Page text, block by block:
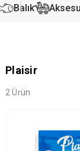
Balık
Plaisir
2 Ürün